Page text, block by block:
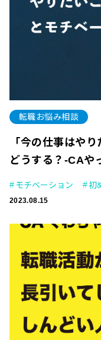
転職お悩み相談
「今の仕事はや
どうする？-CAや
モチベーション 初
2023.08.15